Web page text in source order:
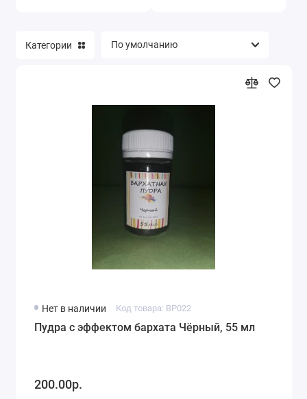
Категории
Нет в наличии Код товара: BP022
Пудра с эффектом бархата Чёрный, 55 мл
200.00р.